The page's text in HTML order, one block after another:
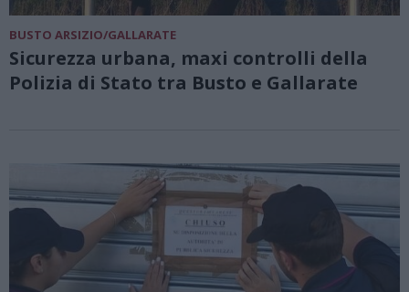
BUSTO ARSIZIO/GALLARATE
Sicurezza urbana, maxi controlli della
Polizia di Stato tra Busto e Gallarate